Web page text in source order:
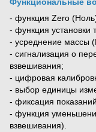
- функция Zero
- функция установки
- усреднение массы
- сигнализация о
взвешивания;
- цифровая
- выбор единицы
- фиксация
- функция
взвешивания).